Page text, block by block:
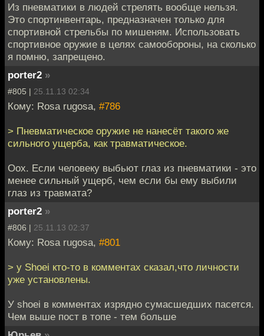
Из пневматики в людей стрелять вообще нельзя.
Это спортинвентарь, предназначен только для
спортивной стрельбы по мишеням. Использовать
спортивное оружие в целях самообороны, на сколько
я помню, запрещено.
porter2 »
#805 | 25.11.13 02:34
Кому: Rosa rugosa, #786
> Пневматическое оружие не нанесёт такого же
сильного ущерба, как травматическое.
Оох. Если человеку выбьют глаз из пневматики - это
менее сильный ущерб, чем если бы ему выбили
глаз из травмата?
porter2 »
#806 | 25.11.13 02:37
Кому: Rosa rugosa, #801
> у Shoei кто-то в комментах сказал,что личности
уже установлены.
У shoei в комментах изрядно сумасшедших пасется.
Чем выше пост в топе - тем больше